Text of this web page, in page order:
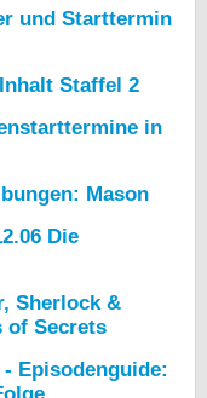
und Starttermin
Staffel 2
in
Mason
Die
Sherlock &
of Secrets
Episodenguide: